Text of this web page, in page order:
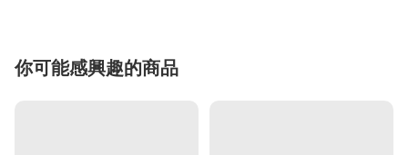
你可能感興趣的商品